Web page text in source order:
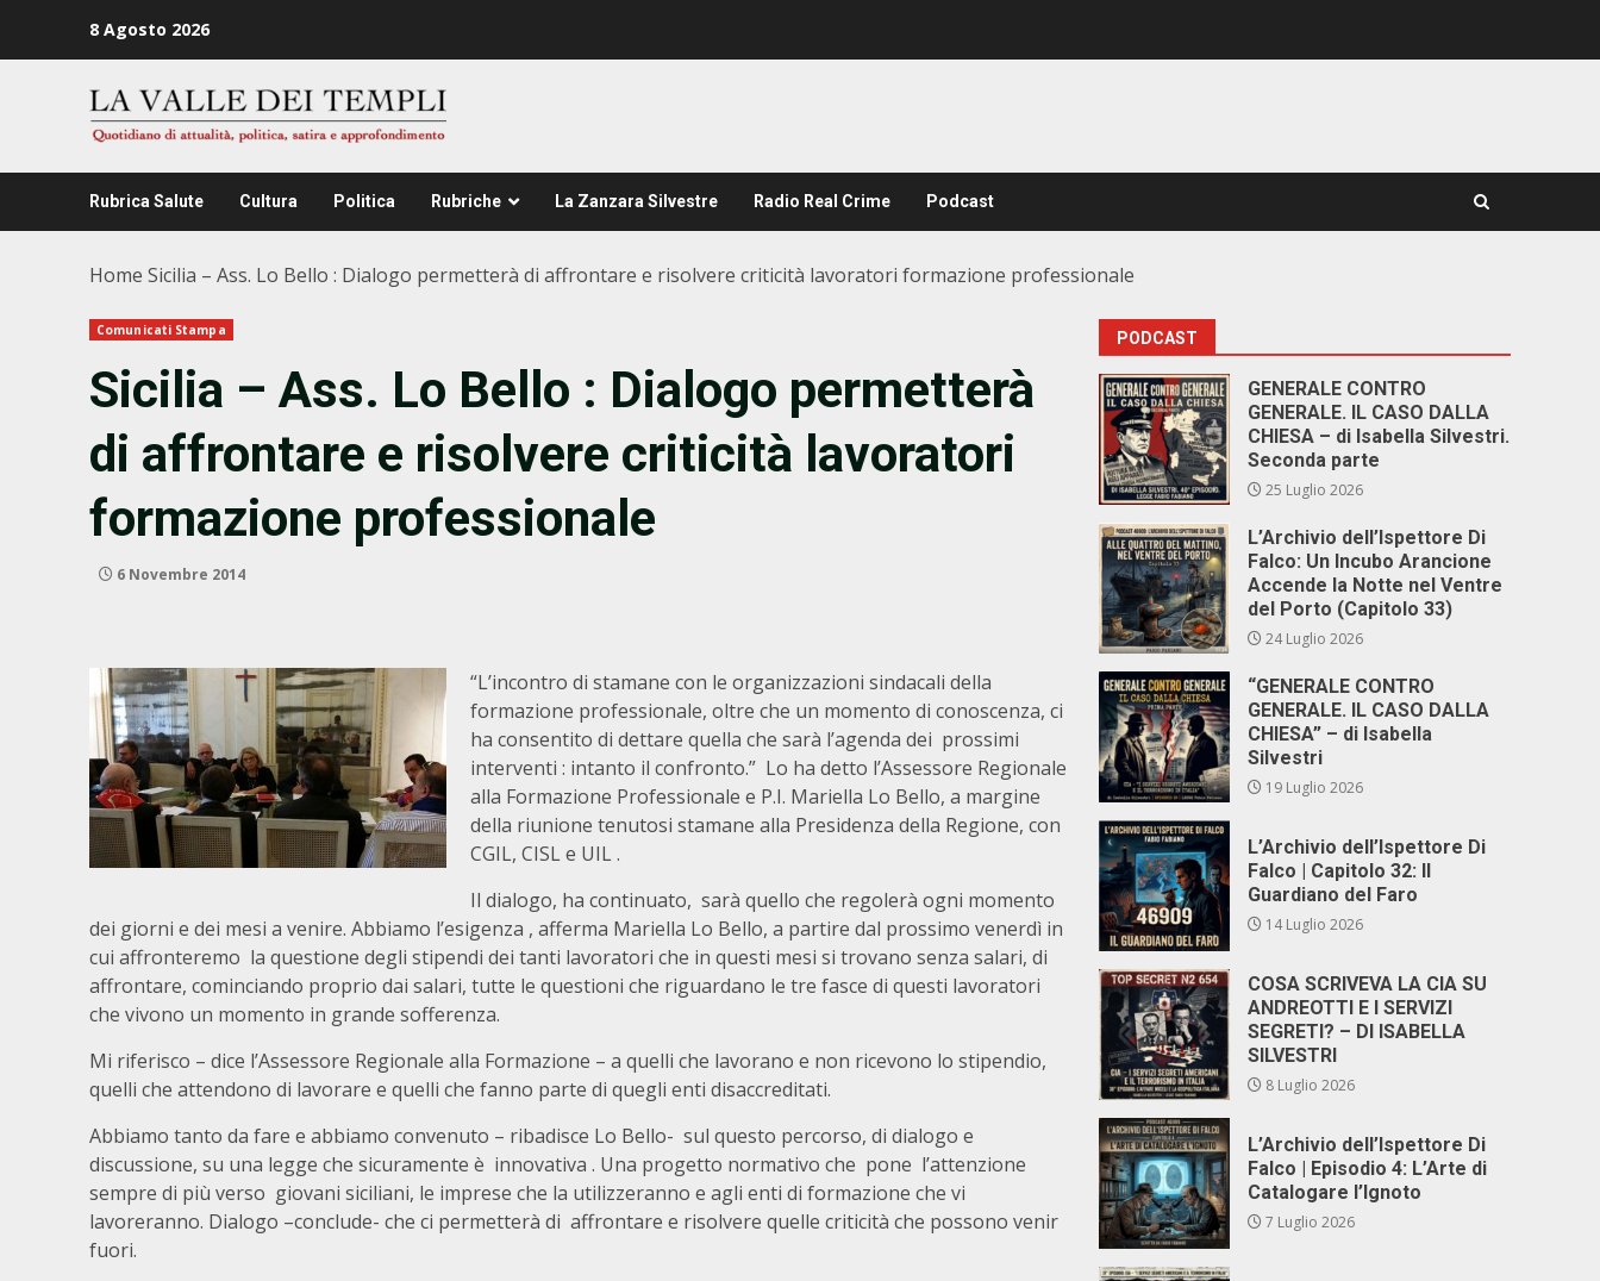
8 Agosto 2026
Rubrica Salute Cultura Politica Rubriche La Zanzara Silvestre Radio Real Crime Podcast
Home Sicilia – Ass. Lo Bello : Dialogo permetterà di affrontare e risolvere criticità lavoratori formazione professionale
Comunicati Stampa
Sicilia – Ass. Lo Bello : Dialogo permetterà
di affrontare e risolvere criticità lavoratori
formazione professionale
6 Novembre 2014
“L’incontro di stamane con le organizzazioni sindacali della
formazione professionale, oltre che un momento di conoscenza, ci
ha consentito di dettare quella che sarà l’agenda dei prossimi
interventi : intanto il confronto.” Lo ha detto l’Assessore Regionale
alla Formazione Professionale e P.I. Mariella Lo Bello, a margine
della riunione tenutosi stamane alla Presidenza della Regione, con
CGIL, CISL e UIL .
Il dialogo, ha continuato, sarà quello che regolerà ogni momento
dei giorni e dei mesi a venire. Abbiamo l’esigenza , afferma Mariella Lo Bello, a partire dal prossimo venerdì in
cui affronteremo la questione degli stipendi dei tanti lavoratori che in questi mesi si trovano senza salari, di
affrontare, cominciando proprio dai salari, tutte le questioni che riguardano le tre fasce di questi lavoratori
che vivono un momento in grande sofferenza.
Mi riferisco – dice l’Assessore Regionale alla Formazione – a quelli che lavorano e non ricevono lo stipendio,
quelli che attendono di lavorare e quelli che fanno parte di quegli enti disaccreditati.
Abbiamo tanto da fare e abbiamo convenuto – ribadisce Lo Bello- sul questo percorso, di dialogo e
discussione, su una legge che sicuramente è innovativa . Una progetto normativo che pone l’attenzione
sempre di più verso giovani siciliani, le imprese che la utilizzeranno e agli enti di formazione che vi
lavoreranno. Dialogo –conclude- che ci permetterà di affrontare e risolvere quelle criticità che possono venir
fuori.
PODCAST
GENERALE CONTRO
GENERALE. IL CASO DALLA
CHIESA – di Isabella Silvestri.
Seconda parte
25 Luglio 2026
L’Archivio dell’Ispettore Di
Falco: Un Incubo Arancione
Accende la Notte nel Ventre
del Porto (Capitolo 33)
24 Luglio 2026
“GENERALE CONTRO
GENERALE. IL CASO DALLA
CHIESA” – di Isabella
Silvestri
19 Luglio 2026
L’Archivio dell’Ispettore Di
Falco | Capitolo 32: Il
Guardiano del Faro
14 Luglio 2026
COSA SCRIVEVA LA CIA SU
ANDREOTTI E I SERVIZI
SEGRETI? – DI ISABELLA
SILVESTRI
8 Luglio 2026
L’Archivio dell’Ispettore Di
Falco | Episodio 4: L’Arte di
Catalogare l’Ignoto
7 Luglio 2026